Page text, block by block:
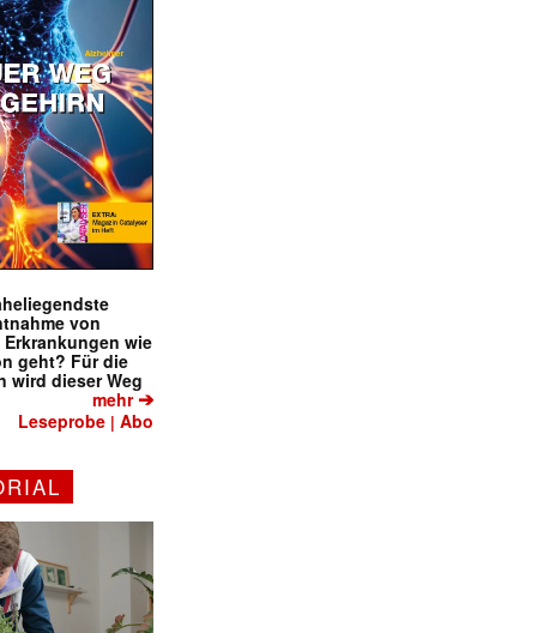
von
wie
geht? Für die
wird dieser Weg
mehr➔
Leseprobe |Abo